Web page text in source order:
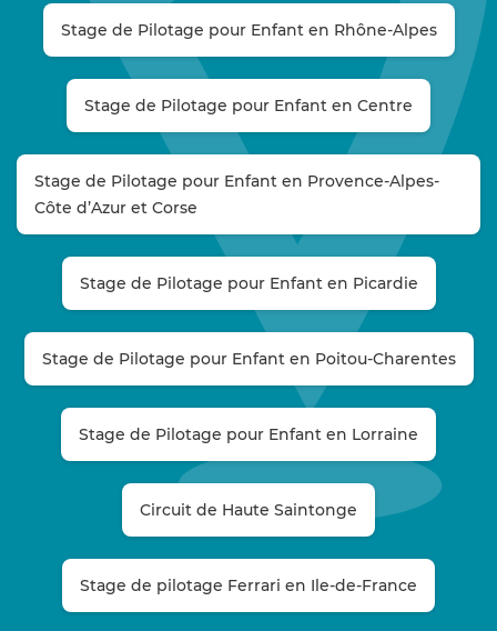
Stage de Pilotage pour Enfant en Rhône-Alpes
Stage de Pilotage pour Enfant en Centre
Stage de Pilotage pour Enfant en Provence-Alpes-
Côte d’Azur et Corse
Stage de Pilotage pour Enfant en Picardie
Stage de Pilotage pour Enfant en Poitou-Charentes
Stage de Pilotage pour Enfant en Lorraine
Circuit de Haute Saintonge
Stage de pilotage Ferrari en Ile-de-France